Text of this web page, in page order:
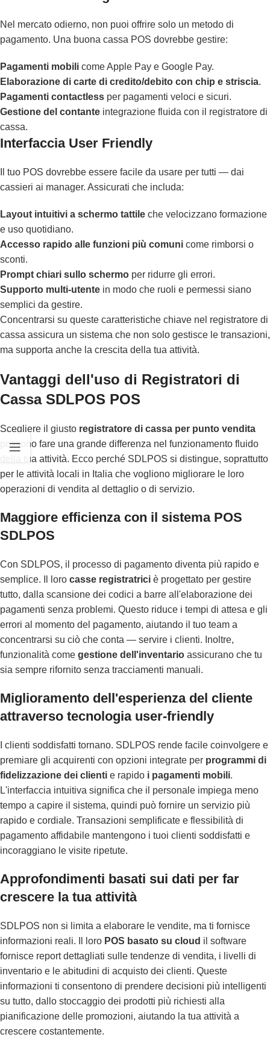
Nel mercato odierno, non puoi offrire solo un metodo di
pagamento. Una buona cassa POS dovrebbe gestire:
Pagamenti mobili come Apple Pay e Google Pay.
Elaborazione di carte di credito/debito con chip e striscia.
Pagamenti contactless per pagamenti veloci e sicuri.
Gestione del contante integrazione fluida con il registratore di
cassa.
Interfaccia User Friendly
Il tuo POS dovrebbe essere facile da usare per tutti — dai
cassieri ai manager. Assicurati che includa:
Layout intuitivi a schermo tattile che velocizzano formazione
e uso quotidiano.
Accesso rapido alle funzioni più comuni come rimborsi o
sconti.
Prompt chiari sullo schermo per ridurre gli errori.
Supporto multi-utente in modo che ruoli e permessi siano
semplici da gestire.
Concentrarsi su queste caratteristiche chiave nel registratore di
cassa assicura un sistema che non solo gestisce le transazioni,
ma supporta anche la crescita della tua attività.
Vantaggi dell'uso di Registratori di
Cassa SDLPOS POS
Scegliere il giusto registratore di cassa per punto vendita
possono fare una grande differenza nel funzionamento fluido
della tua attività. Ecco perché SDLPOS si distingue, soprattutto
per le attività locali in Italia che vogliono migliorare le loro
operazioni di vendita al dettaglio o di servizio.
Maggiore efficienza con il sistema POS
SDLPOS
Con SDLPOS, il processo di pagamento diventa più rapido e
semplice. Il loro casse registratrici è progettato per gestire
tutto, dalla scansione dei codici a barre all'elaborazione dei
pagamenti senza problemi. Questo riduce i tempi di attesa e gli
errori al momento del pagamento, aiutando il tuo team a
concentrarsi su ciò che conta — servire i clienti. Inoltre,
funzionalità come gestione dell'inventario assicurano che tu
sia sempre rifornito senza tracciamenti manuali.
Miglioramento dell'esperienza del cliente
attraverso tecnologia user-friendly
I clienti soddisfatti tornano. SDLPOS rende facile coinvolgere e
premiare gli acquirenti con opzioni integrate per programmi di
fidelizzazione dei clienti e rapido i pagamenti mobili.
L'interfaccia intuitiva significa che il personale impiega meno
tempo a capire il sistema, quindi può fornire un servizio più
rapido e cordiale. Transazioni semplificate e flessibilità di
pagamento affidabile mantengono i tuoi clienti soddisfatti e
incoraggiano le visite ripetute.
Approfondimenti basati sui dati per far
crescere la tua attività
SDLPOS non si limita a elaborare le vendite, ma ti fornisce
informazioni reali. Il loro POS basato su cloud il software
fornisce report dettagliati sulle tendenze di vendita, i livelli di
inventario e le abitudini di acquisto dei clienti. Queste
informazioni ti consentono di prendere decisioni più intelligenti
su tutto, dallo stoccaggio dei prodotti più richiesti alla
pianificazione delle promozioni, aiutando la tua attività a
crescere costantemente.